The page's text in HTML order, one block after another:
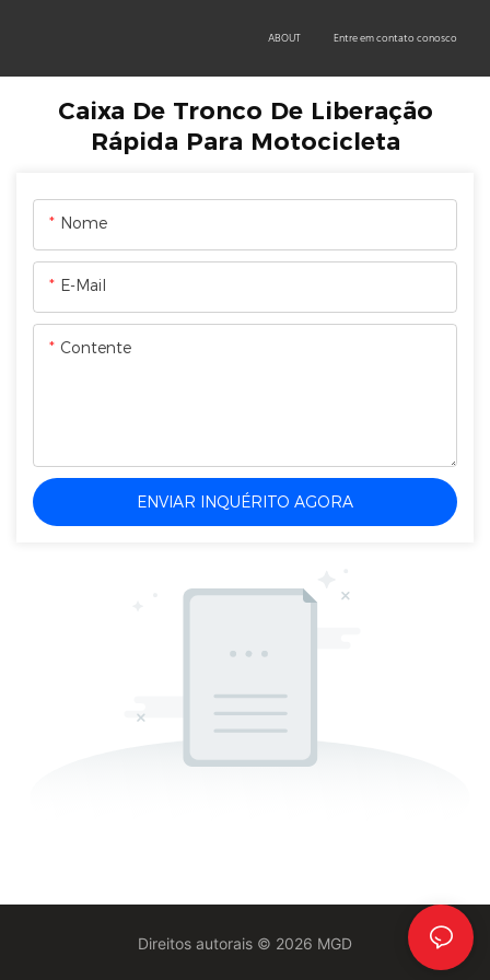
ABOUT Entre em contato conosco
Caixa De Tronco De Liberação
Rápida Para Motocicleta
Nome
E-Mail
Contente
ENVIAR INQUÉRITO AGORA
Direitos autorais © 2026 MGD